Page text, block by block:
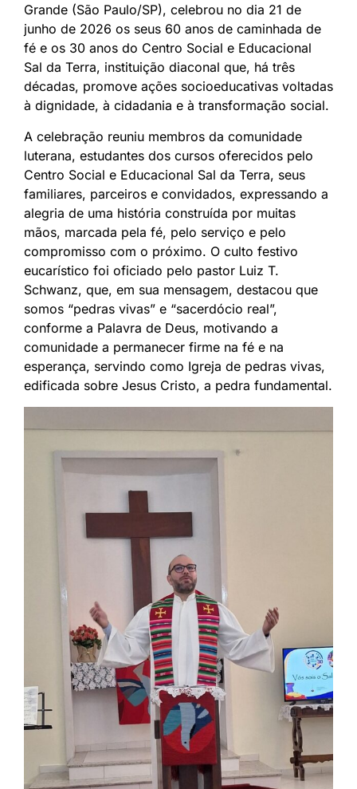
Grande (São Paulo/SP), celebrou no dia 21 de
junho de 2026 os seus 60 anos de caminhada de
fé e os 30 anos do Centro Social e Educacional
Sal da Terra, instituição diaconal que, há três
décadas, promove ações socioeducativas voltadas
à dignidade, à cidadania e à transformação social.
A celebração reuniu membros da comunidade
luterana, estudantes dos cursos oferecidos pelo
Centro Social e Educacional Sal da Terra, seus
familiares, parceiros e convidados, expressando a
alegria de uma história construída por muitas
mãos, marcada pela fé, pelo serviço e pelo
compromisso com o próximo. O culto festivo
eucarístico foi oficiado pelo pastor Luiz T.
Schwanz, que, em sua mensagem, destacou que
somos “pedras vivas” e “sacerdócio real”,
conforme a Palavra de Deus, motivando a
comunidade a permanecer firme na fé e na
esperança, servindo como Igreja de pedras vivas,
edificada sobre Jesus Cristo, a pedra fundamental.